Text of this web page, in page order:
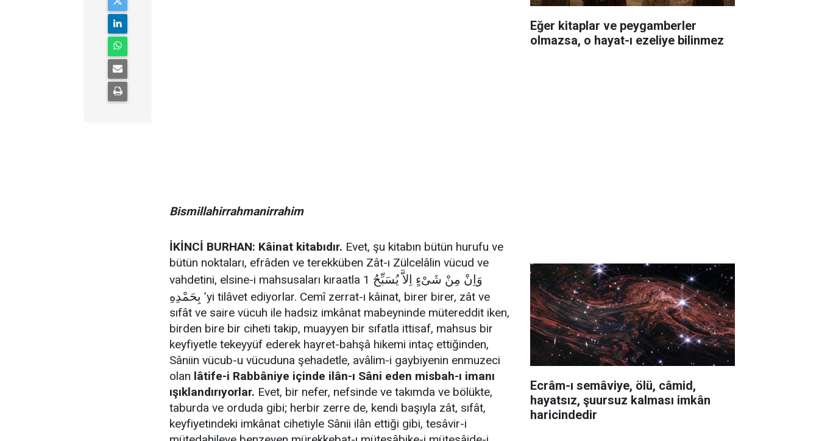
Bismillahirrahmanirrahim
İKİNCİ BURHAN: Kâinat kitabıdır. Evet, şu kitabın bütün hurufu ve
bütün noktaları, efrâden ve terekküben Zât-ı Zülcelâlin vücud ve
vahdetini, elsine-i mahsusaları kıraatla 1 وَاِنْ مِنْ شَىْءٍ اِلاَّ يُسَبِّحُ
بِحَمْدِهِ ’yi tilâvet ediyorlar. Cemî zerrat-ı kâinat, birer birer, zât ve
sıfât ve saire vücuh ile hadsiz imkânat mabeyninde mütereddit iken,
birden bire bir ciheti takip, muayyen bir sıfatla ittisaf, mahsus bir
keyfiyetle tekeyyüf ederek hayret-bahşâ hikemi intaç ettiğinden,
Sâniin vücub-u vücuduna şehadetle, avâlim-i gaybiyenin enmuzeci
olan lâtife-i Rabbâniye içinde ilân-ı Sâni eden misbah-ı imanı
ışıklandırıyorlar. Evet, bir nefer, nefsinde ve takımda ve bölükte,
taburda ve orduda gibi; herbir zerre de, kendi başıyla zât, sıfât,
keyfiyetindeki imkânat cihetiyle Sânii ilân ettiği gibi, tesâvir-i
Eğer kitaplar ve peygamberler
olmazsa, o hayat-ı ezeliye bilinmez
Ecrâm-ı semâviye, ölü, câmid,
hayatsız, şuursuz kalması imkân
haricindedir